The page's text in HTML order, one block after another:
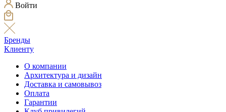
Войти
Бренды
Клиенту
О компании
Архитектура и дизайн
Доставка и самовывоз
Оплата
Гарантии